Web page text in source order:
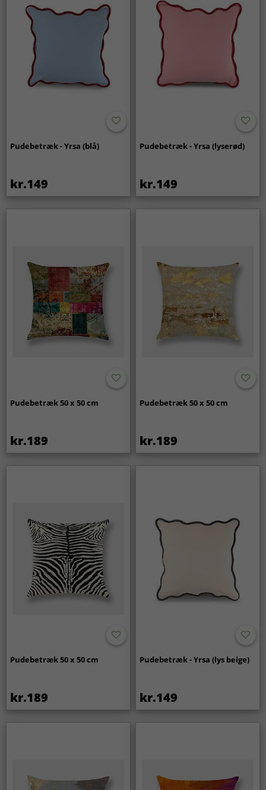
Pudebetræk - Yrsa (blå)
kr.149
Pudebetræk - Yrsa (lyserød)
kr.149
Pudebetræk 50 x 50 cm
kr.189
Pudebetræk 50 x 50 cm
kr.189
Pudebetræk 50 x 50 cm
kr.189
Pudebetræk - Yrsa (lys beige)
kr.149